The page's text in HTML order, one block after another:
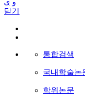
و ی
닫기
통합검색
국내학술논
학위논문